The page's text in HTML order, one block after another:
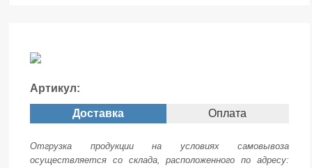
Артикул:
Доставка Оплата
Отгрузка продукции на условиях самовывоза
осуществляется со склада, расположенного по адресу: